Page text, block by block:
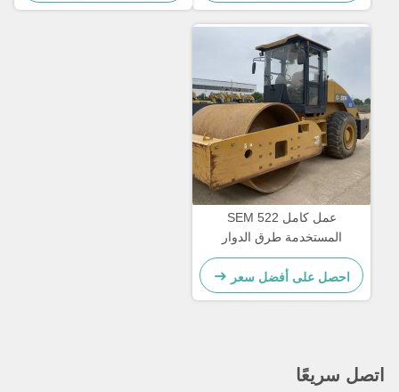
عمل كامل SEM 522
المستخدمة طرق الدوار
المضغوطة مع المقاعد
الايرغونومية
احصل على أفضل سعر
اتصل سريعًا